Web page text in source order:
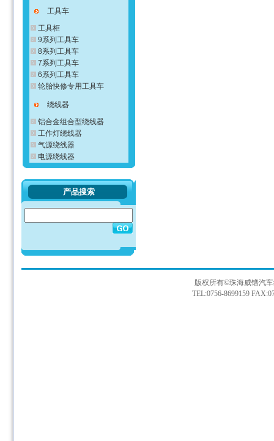
工具车
工具柜
9系列工具车
8系列工具车
7系列工具车
6系列工具车
轮胎快修专用工具车
绕线器
铝合金组合型绕线器
工作灯绕线器
气源绕线器
电源绕线器
产品搜索
版权所有©珠海威镨汽
TEL:0756-8699159